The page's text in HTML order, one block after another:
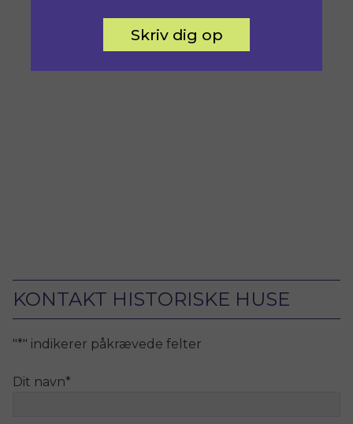
KONTAKT HISTORISKE HUSE
"*" indikerer påkrævede felter
Dit navn*
Skriv dig op